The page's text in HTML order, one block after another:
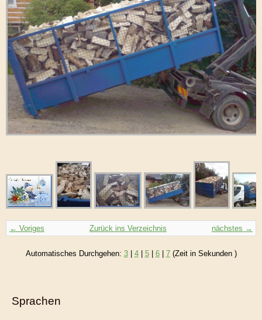
← Voriges nächstes →
Zurück ins Verzeichnis
Automatisches Durchgehen: 3| 4| 5| 6| 7(Zeit in Sekunden )
Sprachen